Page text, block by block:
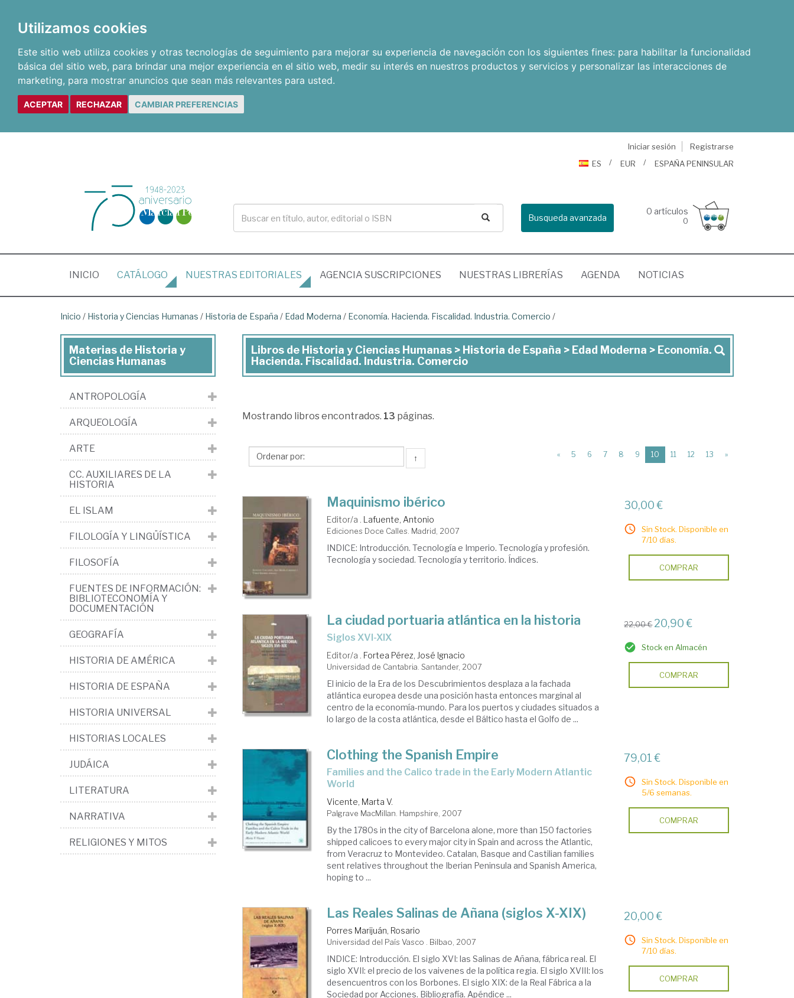
Utilizamos cookies
Este sitio web utiliza cookies y otras tecnologías de seguimiento para mejorar su experiencia de navegación con los siguientes fines: para habilitar la funcionalidad
básica del sitio web, para brindar una mejor experiencia en el sitio web, medir su interés en nuestros productos y servicios y personalizar las interacciones de
marketing, para mostrar anuncios que sean más relevantes para usted.
ACEPTAR RECHAZAR CAMBIAR PREFERENCIAS
Iniciar sesión
Registrarse
ES
EUR ESPAÑA PENINSULAR
Busqueda avanzada
0 artículos
0
INICIO (CURRENT)
CATÁLOGO NUESTRAS EDITORIALES AGENCIA SUSCRIPCIONES NUESTRAS LIBRERÍAS AGENDA NOTICIAS
Inicio / Historia y Ciencias Humanas / Historia de España / Edad Moderna / Economía. Hacienda. Fiscalidad. Industria. Comercio /
Libros
de
y
Humanas
>
de
España
Edad
Moderna
>
Economía.
Hacienda.
Fiscalidad.
Industria.
Comercio
Libros de Historia y Ciencias Humanas > Historia de España > Edad Moderna > Economía.
Hacienda. Fiscalidad. Industria. Comercio
Mostrando libros encontrados. 13 páginas.
↑ « 5 6 7 8 9 10 (current)
11 12 13 »
Maquinismo ibérico
Editor/a . Lafuente, Antonio
Ediciones Doce Calles. Madrid, 2007
INDICE: Introducción. Tecnología e Imperio. Tecnología y profesión.
Tecnología y sociedad. Tecnología y territorio. Índices.
30,00 €
Sin Stock. Disponible en
7/10 días.
COMPRAR
La ciudad portuaria atlántica en la historia
siglos XVI-XIX
Editor/a . Fortea Pérez, José Ignacio
Universidad de Cantabria. Santander, 2007
El inicio de la Era de los Descubrimientos desplaza a la fachada
atlántica europea desde una posición hasta entonces marginal al
centro de la economía-mundo. Para los puertos y ciudades situados a
lo largo de la costa atlántica, desde el Báltico hasta el Golfo de ...
22,00 € 20,90 €
Stock en Almacén
COMPRAR
Clothing the Spanish Empire
families and the Calico trade in the Early Modern Atlantic
World
Vicente, Marta V.
Palgrave MacMillan. Hampshire, 2007
By the 1780s in the city of Barcelona alone, more than 150 factories
shipped calicoes to every major city in Spain and across the Atlantic,
from Veracruz to Montevideo. Catalan, Basque and Castilian families
sent relatives throughout the Iberian Peninsula and Spanish America,
hoping to ...
79,01 €
Sin Stock. Disponible en
5/6 semanas.
COMPRAR
Las Reales Salinas de Añana (siglos X-XIX)
Porres Marijuán, Rosario
Universidad del País Vasco . Bilbao, 2007
INDICE: Introducción. El siglo XVI: las Salinas de Añana, fábrica real. El
siglo XVII: el precio de los vaivenes de la política regia. El siglo XVIII: los
desencuentros con los Borbones. El siglo XIX: de la Real Fábrica a la
Sociedad por Acciones. Bibliografía. Apéndice ...
20,00 €
Sin Stock. Disponible en
7/10 días.
COMPRAR
Materias de Historia y
Ciencias Humanas
ANTROPOLOGÍA
ARQUEOLOGÍA
ARTE
CC. AUXILIARES DE LA
HISTORIA
EL ISLAM
FILOLOGÍA Y LINGÜÍSTICA
FILOSOFÍA
FUENTES DE INFORMACIÓN:
BIBLIOTECONOMÍA Y
DOCUMENTACIÓN
GEOGRAFÍA
HISTORIA DE AMÉRICA
HISTORIA DE ESPAÑA
HISTORIA UNIVERSAL
HISTORIAS LOCALES
JUDÁICA
LITERATURA
NARRATIVA
RELIGIONES Y MITOS